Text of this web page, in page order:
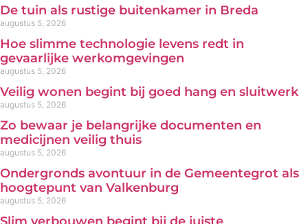
De tuin als rustige buitenkamer in Breda
augustus 5, 2026
Hoe slimme technologie levens redt in
gevaarlijke werkomgevingen
augustus 5, 2026
Veilig wonen begint bij goed hang en sluitwerk
augustus 5, 2026
Zo bewaar je belangrijke documenten en
medicijnen veilig thuis
augustus 5, 2026
Ondergronds avontuur in de Gemeentegrot als
hoogtepunt van Valkenburg
augustus 5, 2026